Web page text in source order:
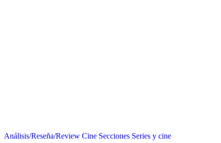
Análisis/Reseña/Review Cine Secciones Series y cine